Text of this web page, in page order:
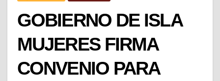
GOBIERNO DE ISLA
MUJERES FIRMA
CONVENIO PARA